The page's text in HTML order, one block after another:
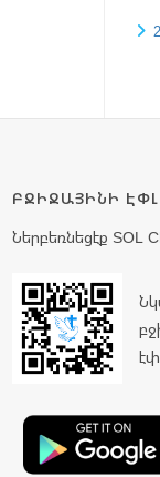
ԲՋԻՋԱՅԻՆԻ
Ներբեռնեցէք SOL